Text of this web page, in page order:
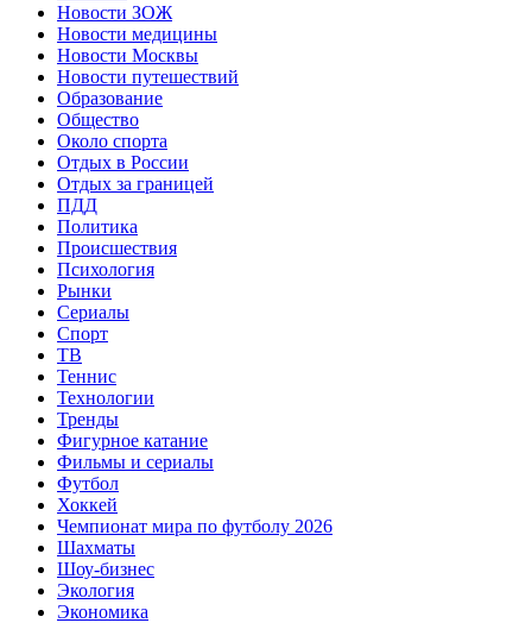
Новости ЗОЖ
Новости медицины
Новости Москвы
Новости путешествий
Образование
Общество
Около спорта
Отдых в России
Отдых за границей
ПДД
Политика
Происшествия
Психология
Рынки
Сериалы
Спорт
ТВ
Теннис
Технологии
Тренды
Фигурное катание
Фильмы и сериалы
Футбол
Хоккей
Чемпионат мира по футболу 2026
Шахматы
Шоу-бизнес
Экология
Экономика